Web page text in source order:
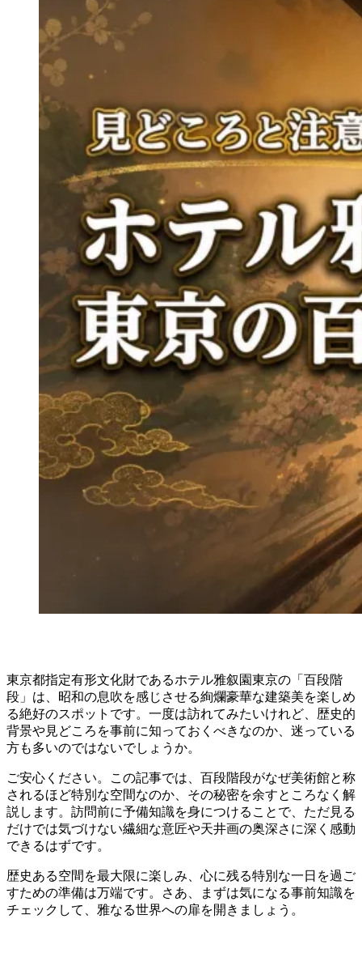
東京都指定有形文化財であるホテル雅叙園東京の「百段階
段」は、昭和の息吹を感じさせる絢爛豪華な建築美を楽しめ
る絶好のスポットです。一度は訪れてみたいけれど、歴史的
背景や見どころを事前に知っておくべきなのか、迷っている
方も多いのではないでしょうか。
ご安心ください。この記事では、百段階段がなぜ美術館と称
されるほど特別な空間なのか、その秘密を余すところなく解
説します。訪問前に予備知識を身につけることで、ただ見る
だけでは気づけない繊細な意匠や天井画の奥深さに深く感動
できるはずです。
歴史ある空間を最大限に楽しみ、心に残る特別な一日を過ご
すための準備は万端です。さあ、まずは気になる事前知識を
チェックして、雅なる世界への扉を開きましょう。